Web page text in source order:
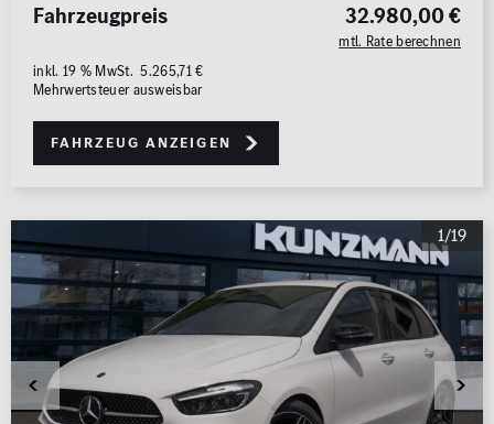
32.980,00 €
mtl. Rate berechnen
Fahrzeugpreis
inkl. 19 % MwSt. 5.265,71 €
Mehrwertsteuer ausweisbar
Fahrzeug anzeigen
1/19